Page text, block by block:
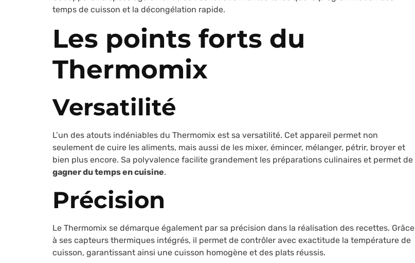
temps de cuisson et la décongélation rapide.
Les points forts du
Thermomix
Versatilité
L’un des atouts indéniables du Thermomix est sa versatilité. Cet appareil permet non
seulement de cuire les aliments, mais aussi de les mixer, émincer, mélanger, pétrir, broyer et
bien plus encore. Sa polyvalence facilite grandement les préparations culinaires et permet de
gagner du temps en cuisine.
Précision
Le Thermomix se démarque également par sa précision dans la réalisation des recettes. Grâce
à ses capteurs thermiques intégrés, il permet de contrôler avec exactitude la température de
cuisson, garantissant ainsi une cuisson homogène et des plats réussis.